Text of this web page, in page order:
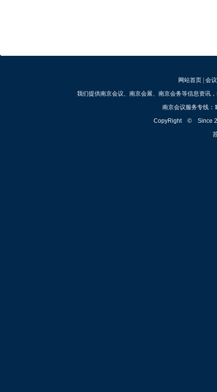
网站首页| 会
我们提供南京会议、南京会展、南京会务等信息资讯
南京会议服务专线：
CopyRight © Since